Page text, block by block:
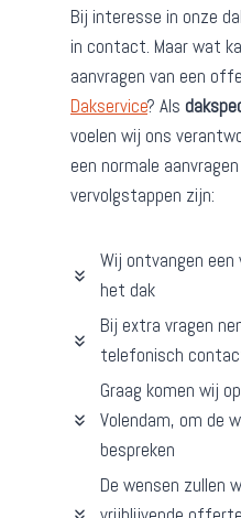
Bij interesse in onze
in contact. Maar wat
aanvragen van een
Dakservice? Als
voelen wij ons
een normale
vervolgstappen zijn:
Wij ontvangen
het dak
Bij extra vragen
telefonisch
Graag komen wij
Volendam, om de
bespreken
De wensen zullen